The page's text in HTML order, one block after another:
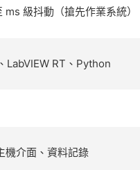
ms 級抖動（搶先作業系統）
LabVIEW RT、Python
機介面、資料記錄